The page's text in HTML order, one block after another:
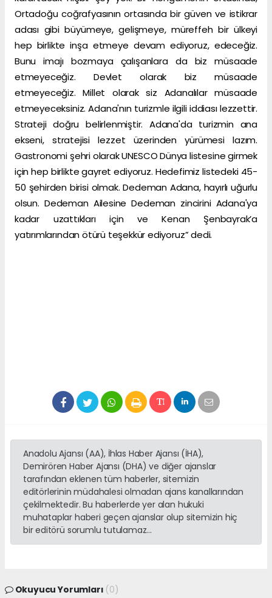
Ortadoğu coğrafyasının ortasında bir güven ve istikrar
adası gibi büyümeye, gelişmeye, müreffeh bir ülkeyi
hep birlikte inşa etmeye devam ediyoruz, edeceğiz.
Bunu imajı bozmaya çalışanlara da biz müsaade
etmeyeceğiz. Devlet olarak biz müsaade
etmeyeceğiz. Millet olarak siz Adanalılar müsaade
etmeyeceksiniz. Adana'nın turizmle ilgili iddiası lezzettir.
Strateji doğru belirlenmiştir. Adana'da turizmin ana
ekseni, stratejisi lezzet üzerinden yürümesi lazım.
Gastronomi şehri olarak UNESCO Dünya listesine girmek
için hep birlikte gayret ediyoruz. Hedefimiz listedeki 45-
50 şehirden birisi olmak. Dedeman Adana, hayırlı uğurlu
olsun. Dedeman Ailesine Dedeman zincirini Adana'ya
kadar uzattıkları için ve Kenan Şenbayrak’a
yatırımlarından ötürü teşekkür ediyoruz” dedi.
Anadolu Ajansı (AA), İhlas Haber Ajansı (İHA),
Demirören Haber Ajansı (DHA) ve diğer ajanslar
tarafından eklenen tüm haberler, sitemizin
editörlerinin müdahalesi olmadan ajans kanallarından
çekilmektedir. Bu haberlerde yer alan hukuki
muhataplar haberi geçen ajanslar olup sitemizin hiç
bir editörü sorumlu tutulamaz...
Okuyucu Yorumları (0)